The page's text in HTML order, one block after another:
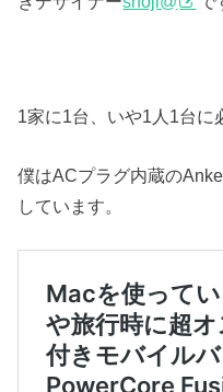
1家に1台、いや1人1台に
僕はACプラグ内蔵の
しています。